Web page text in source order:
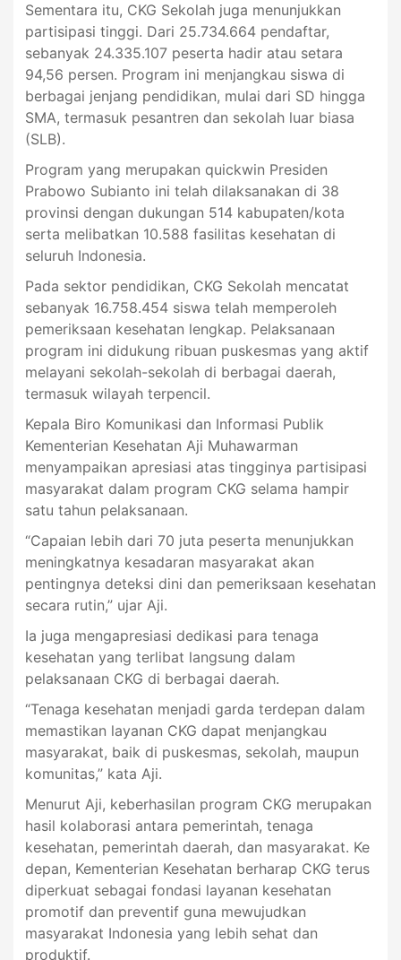
Sementara itu, CKG Sekolah juga menunjukkan
partisipasi tinggi. Dari 25.734.664 pendaftar,
sebanyak 24.335.107 peserta hadir atau setara
94,56 persen. Program ini menjangkau siswa di
berbagai jenjang pendidikan, mulai dari SD hingga
SMA, termasuk pesantren dan sekolah luar biasa
(SLB).
Program yang merupakan quickwin Presiden
Prabowo Subianto ini telah dilaksanakan di 38
provinsi dengan dukungan 514 kabupaten/kota
serta melibatkan 10.588 fasilitas kesehatan di
seluruh Indonesia.
Pada sektor pendidikan, CKG Sekolah mencatat
sebanyak 16.758.454 siswa telah memperoleh
pemeriksaan kesehatan lengkap. Pelaksanaan
program ini didukung ribuan puskesmas yang aktif
melayani sekolah-sekolah di berbagai daerah,
termasuk wilayah terpencil.
Kepala Biro Komunikasi dan Informasi Publik
Kementerian Kesehatan Aji Muhawarman
menyampaikan apresiasi atas tingginya partisipasi
masyarakat dalam program CKG selama hampir
satu tahun pelaksanaan.
“Capaian lebih dari 70 juta peserta menunjukkan
meningkatnya kesadaran masyarakat akan
pentingnya deteksi dini dan pemeriksaan kesehatan
secara rutin,” ujar Aji.
Ia juga mengapresiasi dedikasi para tenaga
kesehatan yang terlibat langsung dalam
pelaksanaan CKG di berbagai daerah.
“Tenaga kesehatan menjadi garda terdepan dalam
memastikan layanan CKG dapat menjangkau
masyarakat, baik di puskesmas, sekolah, maupun
komunitas,” kata Aji.
Menurut Aji, keberhasilan program CKG merupakan
hasil kolaborasi antara pemerintah, tenaga
kesehatan, pemerintah daerah, dan masyarakat. Ke
depan, Kementerian Kesehatan berharap CKG terus
diperkuat sebagai fondasi layanan kesehatan
promotif dan preventif guna mewujudkan
masyarakat Indonesia yang lebih sehat dan
produktif.